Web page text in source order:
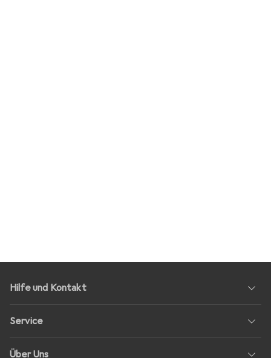
Hilfe und Kontakt
Service
Über Uns